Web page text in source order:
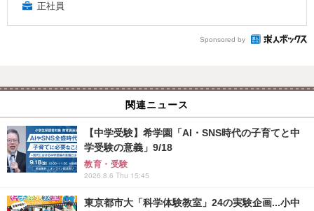
正社員
Sponsored by
関連ニュース
【中学受験】希学園「AI・SNS時代の子育てと中
学受験の意義」9/18
教育・受験
2026.8.6 Thu 15:45
東京都市大「科学体験教室」24の実験企画...小中